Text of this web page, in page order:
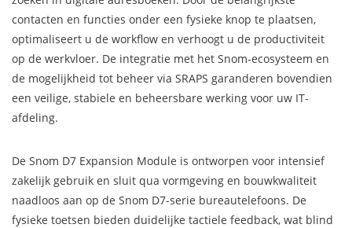
contacten en functies onder een fysieke knop te plaatsen,
optimaliseert u de workflow en verhoogt u de productiviteit
op de werkvloer. De integratie met het Snom-ecosysteem en
de mogelijkheid tot beheer via SRAPS garanderen bovendien
een veilige, stabiele en beheersbare werking voor uw IT-
afdeling.
De Snom D7 Expansion Module is ontworpen voor intensief
zakelijk gebruik en sluit qua vormgeving en bouwkwaliteit
naadloos aan op de Snom D7-serie bureautelefoons. De
fysieke toetsen bieden duidelijke tactiele feedback, wat blind